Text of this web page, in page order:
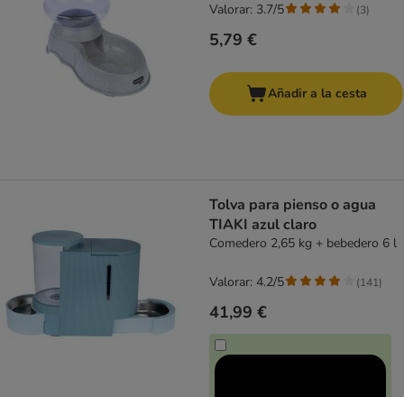
5,79 €
Valorar: 3.7/5 (3)
Añadir a la cesta
Tolva para pienso o agua
TIAKI azul claro
Comedero 2,65 kg + bebedero 6 l
41,99 €
Valorar: 4.2/5 (141)